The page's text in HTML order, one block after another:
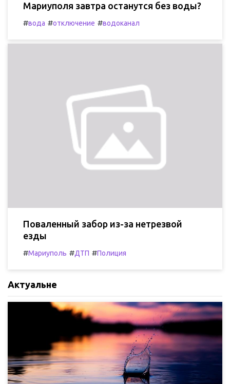
Мариуполя завтра останутся без воды?
#вода #отключение #водоканал
Поваленный забор из-за нетрезвой
езды
#Мариуполь #ДТП #Полиция
Актуальне